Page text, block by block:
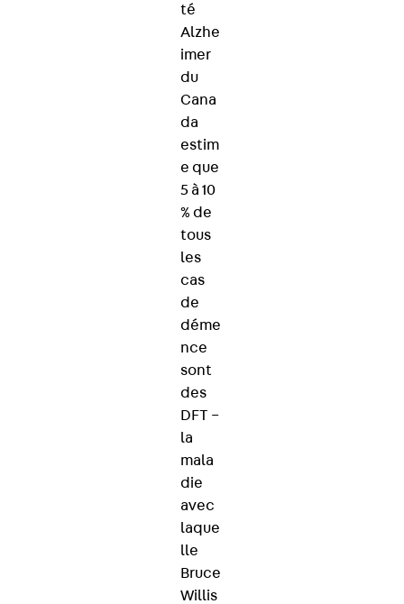
té
Alzhe
imer
du
Cana
da
estim
e que
5 à 10
% de
tous
les
cas
de
déme
nce
sont
des
DFT –
la
mala
die
avec
laque
lle
Bruce
Willis